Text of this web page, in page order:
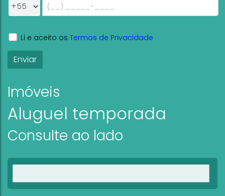
Li e aceito os Termos de Privacidade
Imóveis
Aluguel temporada
Consulte ao lado